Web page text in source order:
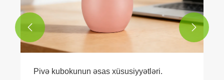
Pivə kubokunun əsas xüsusiyyətləri.
 